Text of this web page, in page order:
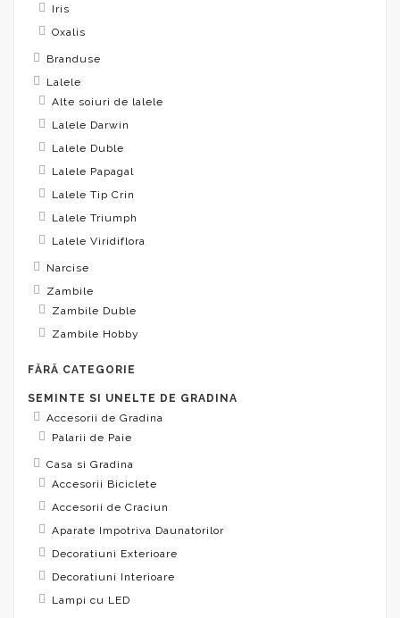
Iris
Oxalis
Branduse
Lalele
Alte soiuri de lalele
Lalele Darwin
Lalele Duble
Lalele Papagal
Lalele Tip Crin
Lalele Triumph
Lalele Viridiflora
Narcise
Zambile
Zambile Duble
Zambile Hobby
FĂRĂ CATEGORIE
SEMINTE SI UNELTE DE GRADINA
Accesorii de Gradina
Palarii de Paie
Casa si Gradina
Accesorii Biciclete
Accesorii de Craciun
Aparate Impotriva Daunatorilor
Decoratiuni Exterioare
Decoratiuni Interioare
Lampi cu LED